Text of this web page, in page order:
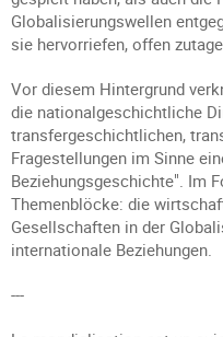
Globalisierungswellen
sie hervorriefen, offen
Vor diesem Hintergrund
die nationalgeschichtliche
transfergeschichtlichen,
Fragestellungen im Sinne
Beziehungsgeschichte". Im
Themenblöcke: die
Gesellschaften in der
internationale Beziehungen.
---